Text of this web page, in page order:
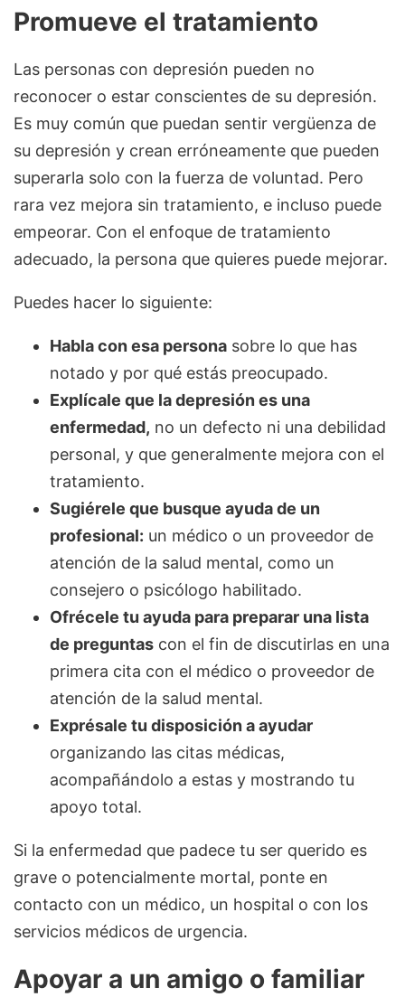
Promueve el tratamiento
Las personas con depresión pueden no
reconocer o estar conscientes de su depresión.
Es muy común que puedan sentir vergüenza de
su depresión y crean erróneamente que pueden
superarla solo con la fuerza de voluntad. Pero
rara vez mejora sin tratamiento, e incluso puede
empeorar. Con el enfoque de tratamiento
adecuado, la persona que quieres puede mejorar.
Puedes hacer lo siguiente:
Habla con esa persona sobre lo que has
notado y por qué estás preocupado.
Explícale que la depresión es una
enfermedad, no un defecto ni una debilidad
personal, y que generalmente mejora con el
tratamiento.
Sugiérele que busque ayuda de un
profesional: un médico o un proveedor de
atención de la salud mental, como un
consejero o psicólogo habilitado.
Ofrécele tu ayuda para preparar una lista
de preguntas con el fin de discutirlas en una
primera cita con el médico o proveedor de
atención de la salud mental.
Exprésale tu disposición a ayudar
organizando las citas médicas,
acompañándolo a estas y mostrando tu
apoyo total.
Si la enfermedad que padece tu ser querido es
grave o potencialmente mortal, ponte en
contacto con un médico, un hospital o con los
servicios médicos de urgencia.
Apoyar a un amigo o familiar